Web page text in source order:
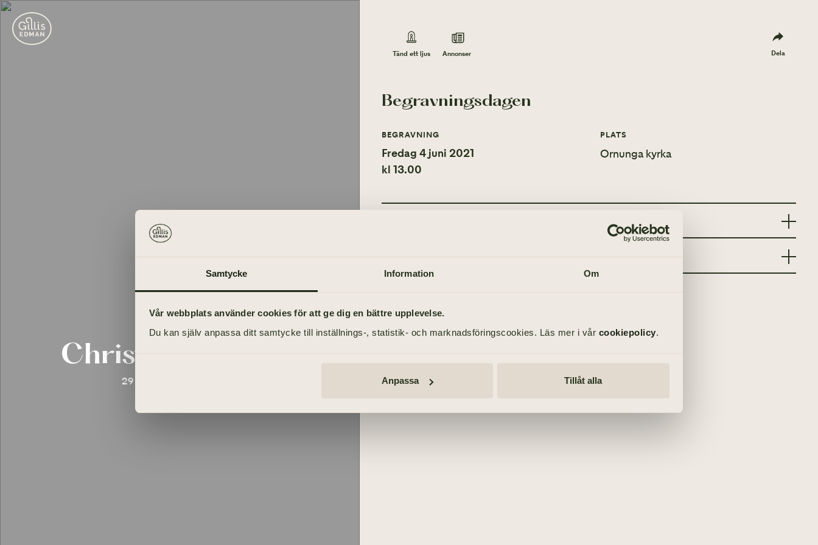
Samtycke Information Om
Vår webbplats använder cookies för att ge dig en bättre upplevelse.
Du kan själv anpassa ditt samtycke till inställnings-, statistik- och marknadsföringscookies. Läs mer i vår cookiepolicy.
Anpassa Tillåt alla
Christel Sjöström
29 juni 1944 - 12 maj 2021
Tänd ett ljus Annonser Dela
Begravningsdagen
BEGRAVNING
Fredag 4 juni 2021
kl 13.00
PLATS
Ornunga kyrka
22 maj 2021